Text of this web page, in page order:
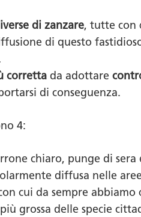
di zanzare, tutte con
di questo
corretta da adottare
di conseguenza.
4:
chiaro, punge di
diffusa nelle
cui da sempre abbiamo
grossa delle specie